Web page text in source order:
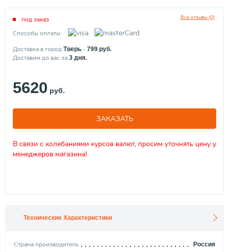
Все отзывы (0)
под заказ
Способы оплаты:
Доставка в город Тверь - 799 руб.
Доставим до вас за 3 дня.
5620 руб.
ЗАКАЗАТЬ
В связи с колебаниями курсов валют, просим уточнять цену у
менеджеров магазина!
Технические Характеристики
Страна производитель Россия